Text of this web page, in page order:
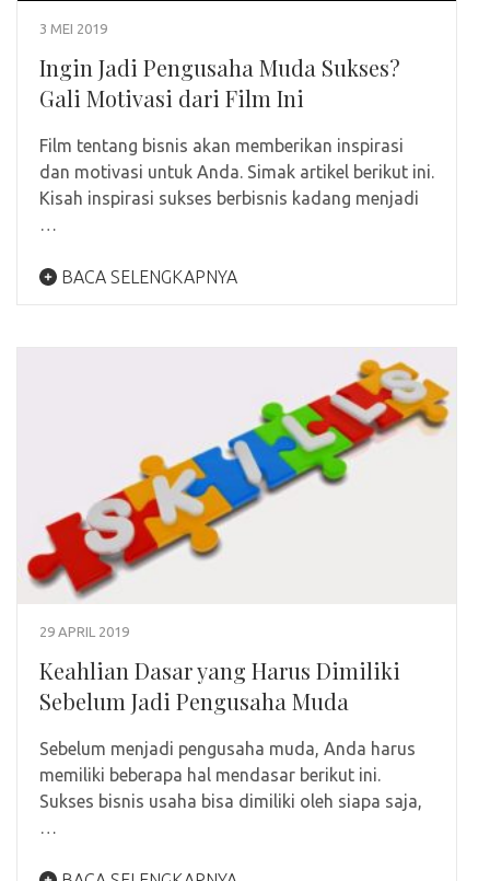
3 MEI 2019
Ingin Jadi Pengusaha Muda Sukses?
Gali Motivasi dari Film Ini
Film tentang bisnis akan memberikan inspirasi
dan motivasi untuk Anda. Simak artikel berikut ini.
Kisah inspirasi sukses berbisnis kadang menjadi
…
BACA SELENGKAPNYA
29 APRIL 2019
Keahlian Dasar yang Harus Dimiliki
Sebelum Jadi Pengusaha Muda
Sebelum menjadi pengusaha muda, Anda harus
memiliki beberapa hal mendasar berikut ini.
Sukses bisnis usaha bisa dimiliki oleh siapa saja,